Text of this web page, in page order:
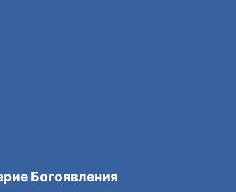
Богоявления